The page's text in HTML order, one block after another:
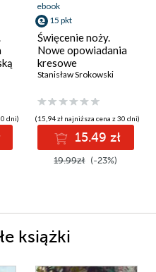
dni)
ebook
15 pkt
Święcenie noży.
Nowe opowiadania
kresowe
Stanisław Srokowski
(15,94 zł najniższa cena z 30 dni)
15.49 zł
19.99zł (-23%)
książki